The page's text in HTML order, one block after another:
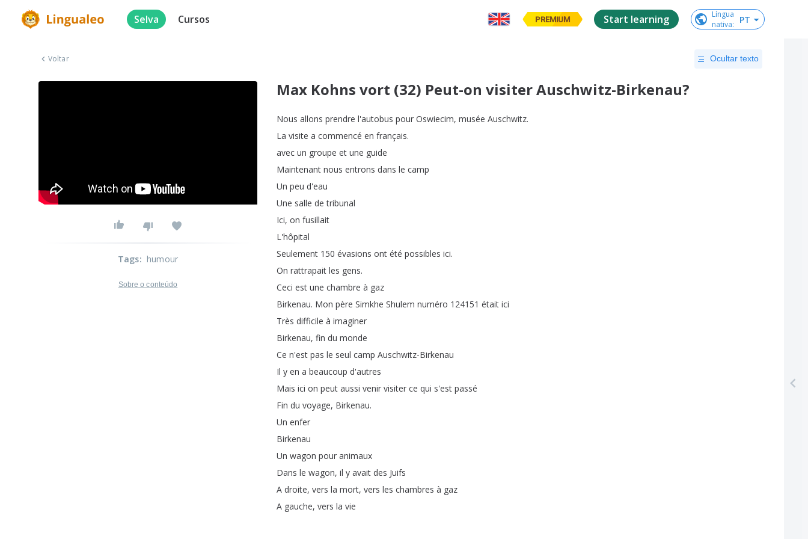
Selva Cursos PREMIUM Start learning
Língua
nativa: PT
Voltar Ocultar texto
Max Kohns vort (32) Peut-on visiter Auschwitz-Birkenau?
Nous allons prendre l'autobus pour Oswiecim, musée Auschwitz.
La visite a commencé en français.
avec un groupe et une guide
Maintenant nous entrons dans le camp
Un peu d'eau
Une salle de tribunal
Ici, on fusillait
L'hôpital
Seulement 150 évasions ont été possibles ici.
On rattrapait les gens.
Ceci est une chambre à gaz
Birkenau. Mon père Simkhe Shulem numéro 124151 était ici
Très difficile à imaginer
Birkenau, fin du monde
Ce n'est pas le seul camp Auschwitz-Birkenau
Il y en a beaucoup d'autres
Mais ici on peut aussi venir visiter ce qui s'est passé
Fin du voyage, Birkenau.
Un enfer
Birkenau
Un wagon pour animaux
Dans le wagon, il y avait des Juifs
A droite, vers la mort, vers les chambres à gaz
A gauche, vers la vie
Tags: humour
Sobre o conteúdo